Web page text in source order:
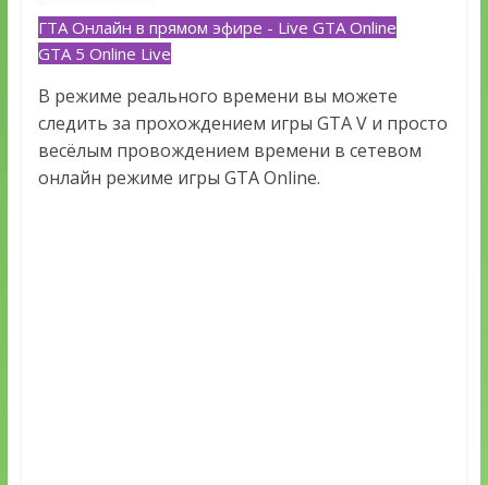
ГТА Онлайн в прямом эфире - Live GTA Online
GTA 5 Online Live
В режиме реального времени вы можете
следить за прохождением игры GTA V и просто
весёлым провождением времени в сетевом
онлайн режиме игры GTA Online.